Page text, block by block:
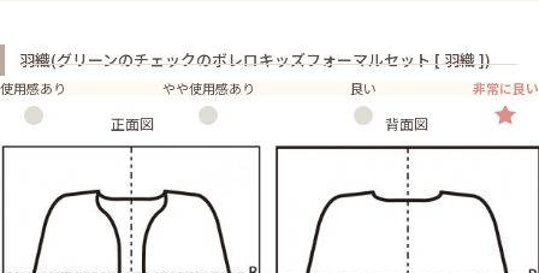
羽織(グリーンのチェックのボレロキッズフォーマルセット [ 羽織 ])
使用感あり やや使用感あり 良い 非常に良い
正面図 背面図